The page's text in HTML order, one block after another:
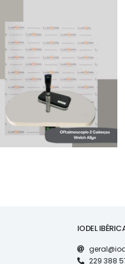
MAQUINARIA
COMBI
RESTINOSCOPIO
OFTALMOSCOPIO
WELCH ALLYN (1
PUNHO, 2 CABEÇAS)
IODEL
229 388